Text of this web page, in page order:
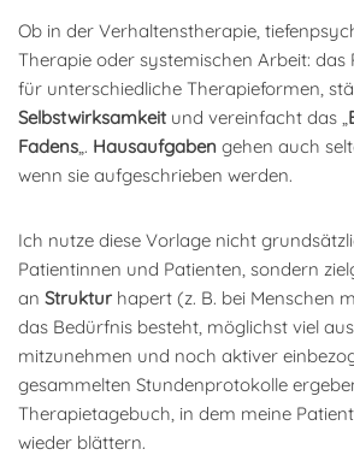
Ob in der Verhaltenstherapie,
Therapie oder systemischen Arbeit: das
für unterschiedliche Therapieformen,
Selbstwirksamkeitund vereinfacht das „
Fadens„. Hausaufgaben gehen auch
wenn sie aufgeschrieben werden.
Ich nutze diese Vorlage nicht
Patientinnen und Patienten, sondern
an Struktur hapert (z. B. bei Menschen
das Bedürfnis besteht, möglichst viel
mitzunehmen und noch aktiver
gesammelten Stundenprotokolle
Therapietagebuch, in dem meine
wieder blättern.